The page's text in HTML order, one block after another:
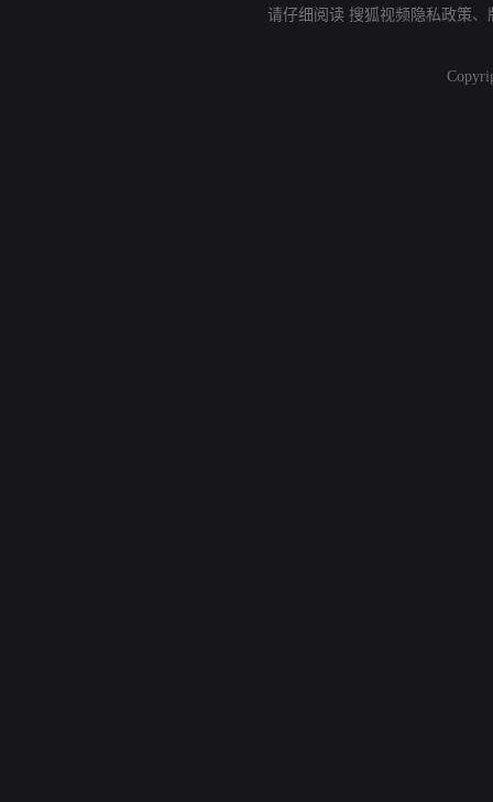
请仔细阅读 搜狐视频隐私政策、